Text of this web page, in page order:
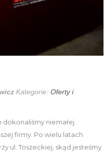
Kategorie: Oferty i
dokonaliśmy niemałej
firmy. Po wielu latach
ul. Toszeckiej, skąd jesteśmy